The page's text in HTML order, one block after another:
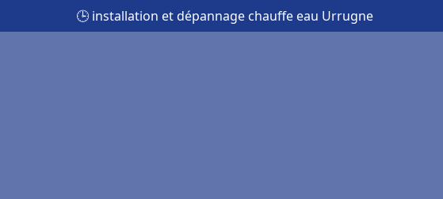
🕒 installation et dépannage chauffe eau Urrugne